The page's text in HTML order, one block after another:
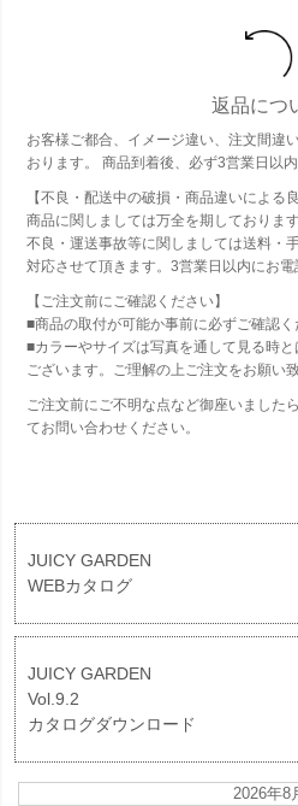
返品につ
お客様ご都合、イメージ違い、注文間違
おります。 商品到着後、必ず3営業日以
【不良・配送中の破損・商品違いによる
商品に関しましては万全を期しておりま
不良・運送事故等に関しましては送料・
対応させて頂きます。3営業日以内にお電
【ご注文前にご確認ください】
■商品の取付が可能か事前に必ずご確認く
■カラーやサイズは写真を通して見る時
ございます。ご理解の上ご注文をお願い致
ご注文前にご不明な点など御座いました
てお問い合わせください。
JUICY GARDEN
WEBカタログ
JUICY GARDEN
Vol.9.2
カタログダウンロード
2026年8